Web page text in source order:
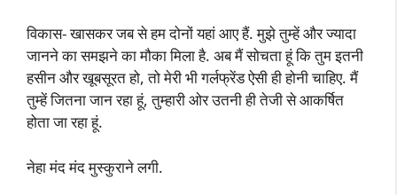
विकास- खासकर जब से हम दोनों यहां आए हैं. मुझे तुम्हें और ज्यादा
जानने का समझने का मौका मिला है. अब मैं सोचता हूं कि तुम इतनी
हसीन और खूबसूरत हो, तो मेरी भी गर्लफ्रेंड ऐसी ही होनी चाहिए. मैं
तुम्हें जितना जान रहा हूं, तुम्हारी ओर उतनी ही तेजी से आकर्षित
होता जा रहा हूं.
नेहा मंद मंद मुस्कुराने लगी.